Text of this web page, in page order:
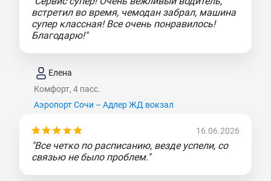
встретил во время, чемодан забрал, машина
супер классная! Все очень понравилось!
Благодарю!"
Елена
Комфорт, 4 пасс.
Аэропорт Сочи – Адлер ЖД вокзал
16.06.2026
"Все четко по расписанию, везде успели, со
связью не было проблем."